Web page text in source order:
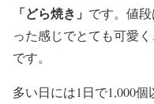
「どら焼き」 です。値
った感じでとても可愛
です。
多い日には1日で1,000